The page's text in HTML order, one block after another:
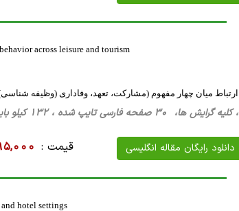
across leisure and tourism
ارتباط میان چهار مفهوم (مشارکت، تعهد، وفاداری (وظیفه
، کلیه گرایش ها، 30 صفحه فارسی تایپ شده ، 132 کیلو بایت WORD
دانلود رایگان مقاله انگلیسی قیمت :
hotel settings